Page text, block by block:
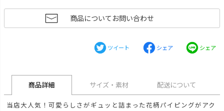
商品についてお問い合わせ
ツイート シェア シェア
商品詳細 サイズ・素材 配送について
当店大人気！可愛らしさがギュッと詰まった花柄パイピングがアク